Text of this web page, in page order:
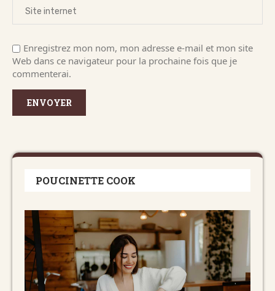
Enregistrez mon nom, mon adresse e-mail et mon site
Web dans ce navigateur pour la prochaine fois que je
commenterai.
POUCINETTE COOK